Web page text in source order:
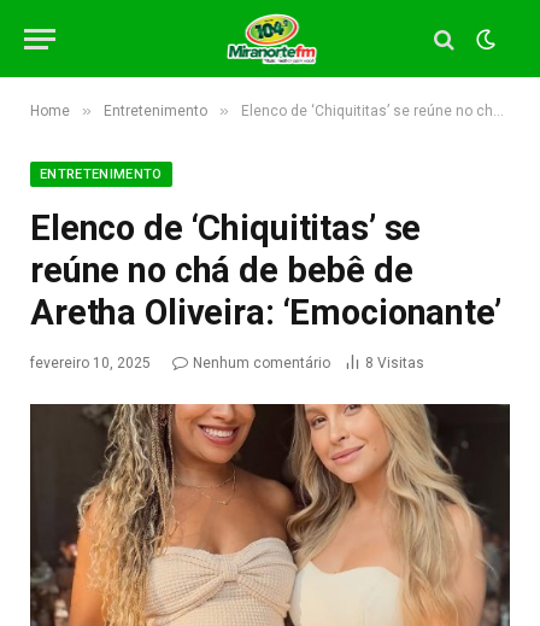
Home » Entretenimento » Elenco de ‘Chiquititas’ se reúne no chá de bebê de Aretha Oliveira: ‘Emocionante’
ENTRETENIMENTO
Elenco de ‘Chiquititas’ se
reúne no chá de bebê de
Aretha Oliveira: ‘Emocionante’
fevereiro 10, 2025 Nenhum comentário 8 Visitas